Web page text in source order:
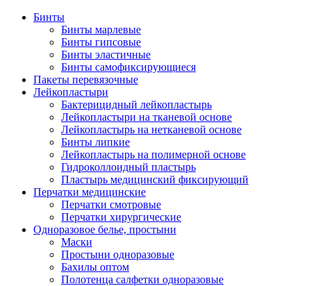
Бинты
Бинты марлевые
Бинты гипсовые
Бинты эластичные
Бинты самофиксирующиеся
Пакеты перевязочные
Лейкопластыри
Бактерицидный лейкопластырь
Лейкопластыри на тканевой основе
Лейкопластырь на нетканевой основе
Бинты липкие
Лейкопластырь на полимерной основе
Гидроколлоидный пластырь
Пластырь медицинский фиксирующий
Перчатки медицинские
Перчатки смотровые
Перчатки хирургические
Одноразовое белье, простыни
Маски
Простыни одноразовые
Бахилы оптом
Полотенца салфетки одноразовые